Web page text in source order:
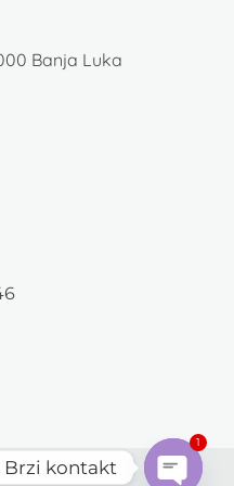
Banja Luka
Brzi kontakt
1